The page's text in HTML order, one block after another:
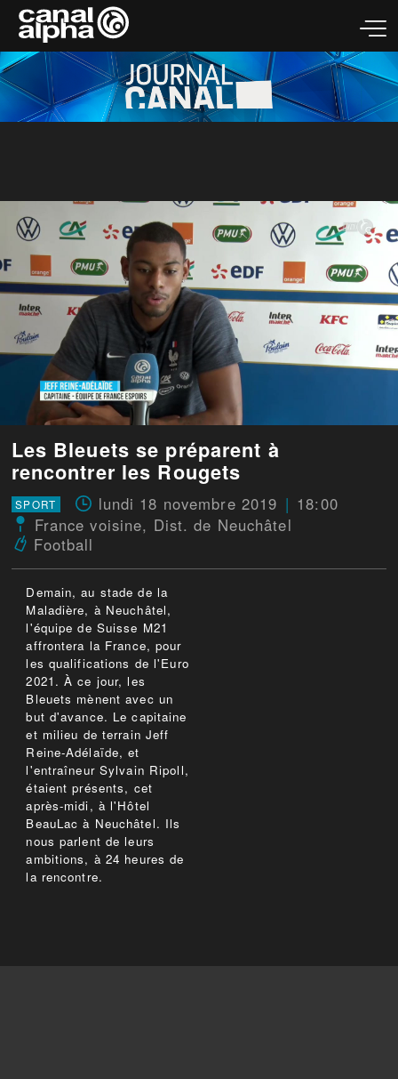
Les Bleuets se préparent à
rencontrer les Rougets
SPORT lundi 18 novembre 2019
18:00
France voisine, Dist. de Neuchâtel
Football
Demain, au stade de la
Maladière, à Neuchâtel,
l'équipe de Suisse M21
affrontera la France, pour
les qualifications de l'Euro
2021. À ce jour, les
Bleuets mènent avec un
but d'avance. Le capitaine
et milieu de terrain Jeff
Reine-Adélaïde, et
l'entraîneur Sylvain Ripoll,
étaient présents, cet
après-midi, à l'Hôtel
BeauLac à Neuchâtel. Ils
nous parlent de leurs
ambitions, à 24 heures de
la rencontre.